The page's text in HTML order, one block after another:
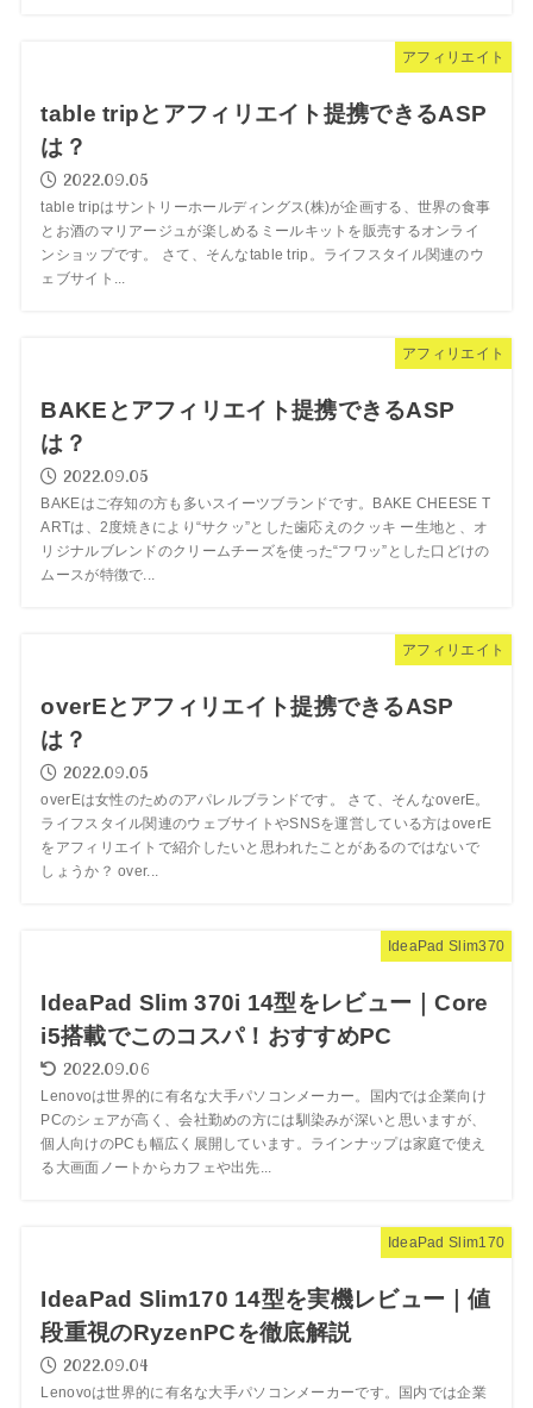
アフィリエイト
table tripとアフィリエイト提携できるASP
は？
2022.09.05
table tripはサントリーホールディングス(株)が企画する、世界の食事
とお酒のマリアージュが楽しめるミールキットを販売するオンライ
ンショップです。 さて、そんなtable trip。ライフスタイル関連のウ
ェブサイト...
アフィリエイト
BAKEとアフィリエイト提携できるASP
は？
2022.09.05
BAKEはご存知の方も多いスイーツブランドです。BAKE CHEESE T
ARTは、2度焼きにより“サクッ”とした歯応えのクッキ ー生地と、オ
リジナルブレンドのクリームチーズを使った“フワッ”とした口どけの
ムースが特徴で...
アフィリエイト
overEとアフィリエイト提携できるASP
は？
2022.09.05
overEは女性のためのアパレルブランドです。 さて、そんなoverE。
ライフスタイル関連のウェブサイトやSNSを運営している方はoverE
をアフィリエイトで紹介したいと思われたことがあるのではないで
しょうか？ over...
IdeaPad Slim370
IdeaPad Slim 370i 14型をレビュー｜Core
i5搭載でこのコスパ！おすすめPC
2022.09.06
Lenovoは世界的に有名な大手パソコンメーカー。国内では企業向け
PCのシェアが高く、会社勤めの方には馴染みが深いと思いますが、
個人向けのPCも幅広く展開しています。ラインナップは家庭で使え
る大画面ノートからカフェや出先...
IdeaPad Slim170
IdeaPad Slim170 14型を実機レビュー｜値
段重視のRyzenPCを徹底解説
2022.09.04
Lenovoは世界的に有名な大手パソコンメーカーです。国内では企業